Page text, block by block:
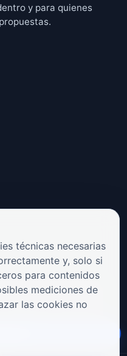
y para quienes
Envíanos tus
musicales.
técnicas necesarias
y, solo si
para contenidos
mediciones de
las cookies no